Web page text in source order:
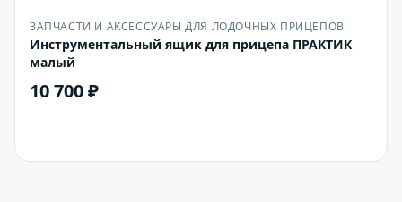
ЗАПЧАСТИ И АКСЕССУАРЫ ДЛЯ ЛОДОЧНЫХ ПРИЦЕПОВ
Инструментальный ящик для прицепа ПРАКТИК
малый
10 700 ₽